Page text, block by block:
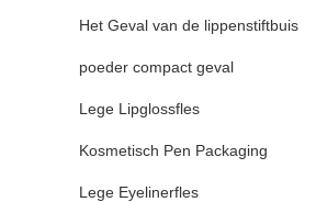
Het Geval van de lippenstiftbuis
poeder compact geval
Lege Lipglossfles
Kosmetisch Pen Packaging
Lege Eyelinerfles